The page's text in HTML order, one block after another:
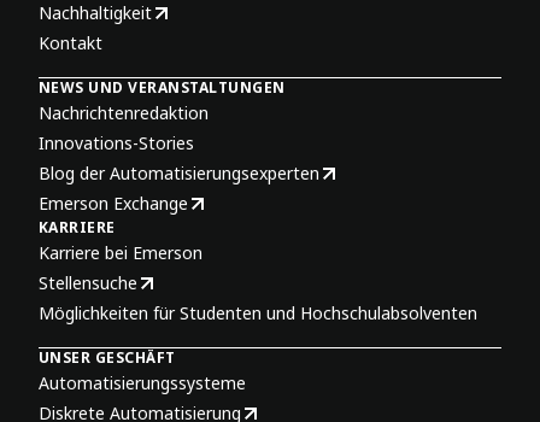
Nachhaltigkeit
Kontakt
NEWS UND VERANSTALTUNGEN
Nachrichtenredaktion
Innovations-Stories
Blog der Automatisierungsexperten
Emerson Exchange
KARRIERE
Karriere bei Emerson
Stellensuche
Möglichkeiten für Studenten und Hochschulabsolventen
UNSER GESCHÄFT
Automatisierungssysteme
Diskrete Automatisierung